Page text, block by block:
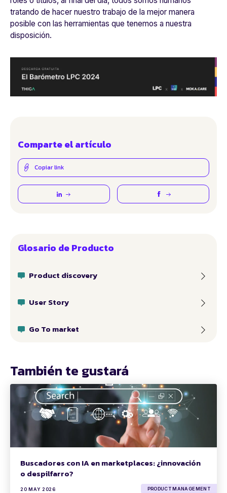
tratando de hacer nuestro trabajo de la mejor manera
posible con las herramientas que tenemos a nuestra
disposición.
Comparte el artículo
Copiar link
Glosario de Producto
Product discovery
User Story
Go To market
También te gustará
Buscadores con IA en marketplaces: ¿innovación
o despilfarro?
20 MAY 2026 PRODUCT MANAGEMENT